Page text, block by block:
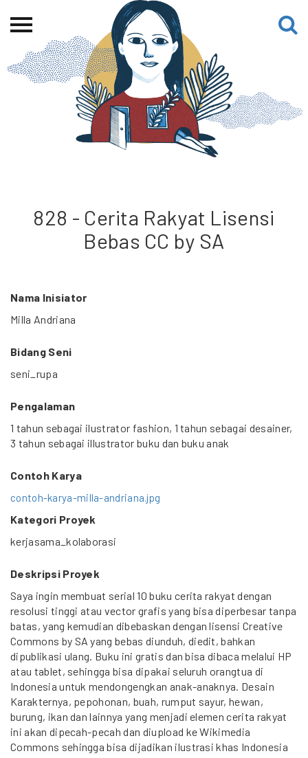
Beranda
Tentang
Permohonan Hibah
Sekolah Pemikiran
Proyek Terdahulu
Kredit Web-site
828 - Cerita Rakyat Lisensi
Bebas CC by SA
Nama Inisiator
Milla Andriana
Bidang Seni
seni_rupa
Pengalaman
1 tahun sebagai ilustrator fashion, 1 tahun sebagai desainer,
3 tahun sebagai illustrator buku dan buku anak
Contoh Karya
contoh-karya-milla-andriana.jpg
Kategori Proyek
kerjasama_kolaborasi
Deskripsi Proyek
Saya ingin membuat serial 10 buku cerita rakyat dengan
resolusi tinggi atau vector grafis yang bisa diperbesar tanpa
batas, yang kemudian dibebaskan dengan lisensi Creative
Commons by SA yang bebas diunduh, diedit, bahkan
dipublikasi ulang. Buku ini gratis dan bisa dibaca melalui HP
atau tablet, sehingga bisa dipakai seluruh orangtua di
Indonesia untuk mendongengkan anak-anaknya. Desain
Karakternya, pepohonan, buah, rumput sayur, hewan,
burung, ikan dan lainnya yang menjadi elemen cerita rakyat
ini akan dipecah-pecah dan diupload ke Wikimedia
Commons sehingga bisa dijadikan ilustrasi khas Indonesia